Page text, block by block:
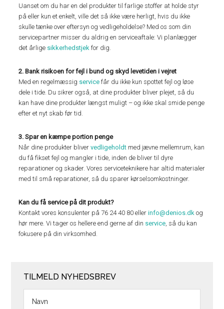
Uanset om du har en del produkter til farlige stoffer at holde styr
på eller kun et enkelt, ville det så ikke være herligt, hvis du ikke
skulle tænke over eftersyn og vedligeholdelse? Med os som din
servicepartner misser du aldrig en serviceaftale: Vi planlægger
det årlige sikkerhedstjek for dig.
2. Bank risikoen for fejl i bund og skyd levetiden i vejret
Med en regelmæssig service får du ikke kun spottet fejl og løse
dele i tide. Du sikrer også, at dine produkter bliver plejet, så du
kan have dine produkter længst muligt – og ikke skal smide penge
efter et nyt skab før tid.
3. Spar en kæmpe portion penge
Når dine produkter blivervedligeholdt med jævne mellemrum, kan
du få fikset fejl og mangler i tide, inden de bliver til dyre
reparationer og skader. Vores serviceteknikere har altid materialer
med til små reparationer, så du sparer kørselsomkostninger.
Kan du få service på dit produkt?
Kontakt vores konsulenter på 76 24 40 80 ellerinfo@denios.dk og
hør mere. Vi tager os hellere end gerne af din service, så du kan
fokusere på din virksomhed.
TILMELD NYHEDSBREV